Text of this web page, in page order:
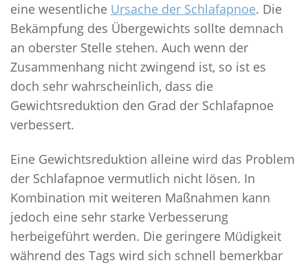
eine wesentliche Ursache der Schlafapnoe. Die
Bekämpfung des Übergewichts sollte demnach
an oberster Stelle stehen. Auch wenn der
Zusammenhang nicht zwingend ist, so ist es
doch sehr wahrscheinlich, dass die
Gewichtsreduktion den Grad der Schlafapnoe
verbessert.
Eine Gewichtsreduktion alleine wird das Problem
der Schlafapnoe vermutlich nicht lösen. In
Kombination mit weiteren Maßnahmen kann
jedoch eine sehr starke Verbesserung
herbeigeführt werden. Die geringere Müdigkeit
während des Tags wird sich schnell bemerkbar